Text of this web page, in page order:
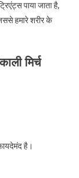
पाया जाता है,
हमारे शरीर के
मिर्च
है।